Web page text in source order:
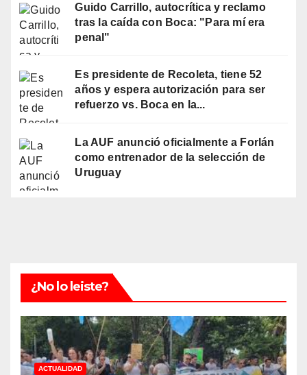
Guido Carrillo, autocrítica y reclamo
tras la caída con Boca: "Para mí era
penal"
Es presidente de Recoleta, tiene 52
años y espera autorización para ser
refuerzo vs. Boca en la...
La AUF anunció oficialmente a Forlán
como entrenador de la selección de
Uruguay
¿No lo leiste?
ACTUALIDAD